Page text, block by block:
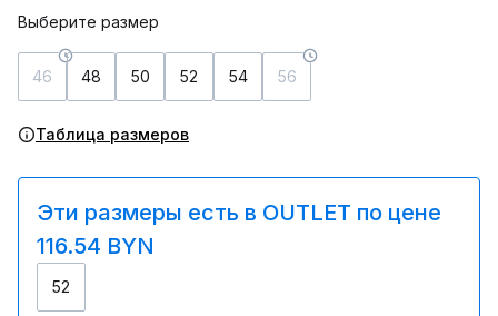
Выберите размер
46 48 50 52 54 56
Таблица размеров
Эти размеры есть в OUTLET по цене
116.54 BYN
52